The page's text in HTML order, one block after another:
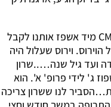
ברגע שהבין ד"ר ס' שאכן מדובר בCMV מיד אשפז אותנו לקבל
וירוס שעלול היה
ועד גיל שנה…..שרון
ג' לידי פרופ' א'. הוא
לנו ששרון צריכה